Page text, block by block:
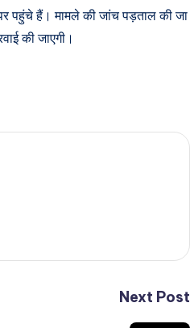
पहुंचे हैं। मामले की जांच पड़ताल की जा
की जाएगी।
Next Post